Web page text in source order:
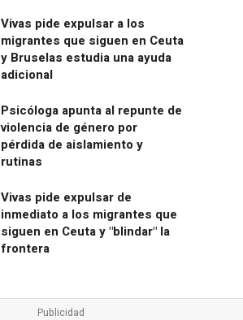
Vivas pide expulsar a los
migrantes que siguen en Ceuta
y Bruselas estudia una ayuda
adicional
Psicóloga apunta al repunte de
violencia de género por
pérdida de aislamiento y
rutinas
Vivas pide expulsar de
inmediato a los migrantes que
siguen en Ceuta y "blindar" la
frontera